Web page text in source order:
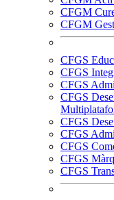
CFGM
CFGM
CFGS
CFGS
CFGS
CFGS
CFGS
CFGS
CFGS
CFGS
CFGS